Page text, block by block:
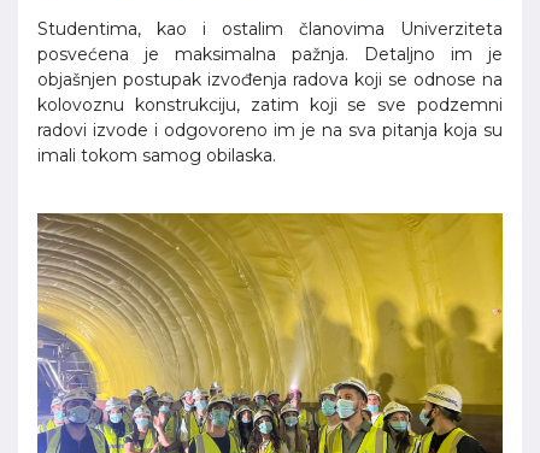
Studentima, kao i ostalim članovima Univerziteta
posvećena je maksimalna pažnja. Detaljno im je
objašnjen postupak izvođenja radova koji se odnose na
kolovoznu konstrukciju, zatim koji se sve podzemni
radovi izvode i odgovoreno im je na sva pitanja koja su
imali tokom samog obilaska.